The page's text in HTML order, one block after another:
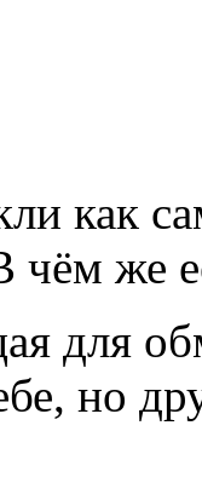
как
чём же
для
но